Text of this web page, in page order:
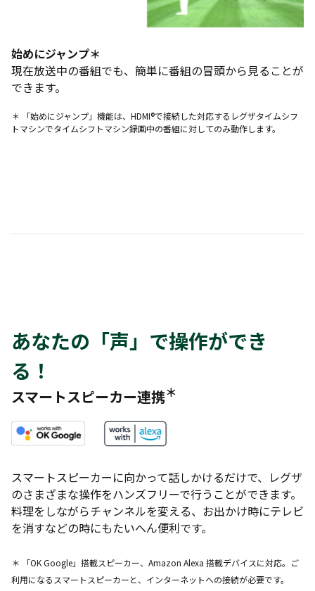
始めにジャンプ＊
現在放送中の番組でも、簡単に番組の冒頭から見ることが
できます。
＊ 「始めにジャンプ」機能は、HDMI®で接続した対応するレグザタイムシフ
トマシンでタイムシフトマシン録画中の番組に対してのみ動作します。
あなたの「声」で操作ができ
る！
スマートスピーカー連携＊
スマートスピーカーに向かって話しかけるだけで、レグザ
のさまざまな操作をハンズフリーで行うことができます。
料理をしながらチャンネルを変える、お出かけ時にテレビ
を消すなどの時にもたいへん便利です。
＊ 「OK Google」搭載スピーカー、Amazon Alexa 搭載デバイスに対応。ご
利用になるスマートスピーカーと、インターネットへの接続が必要です。